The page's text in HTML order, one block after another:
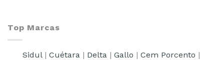
Top Marcas
Sidul| Cuétara | Delta | Gallo | Cem Porcento |